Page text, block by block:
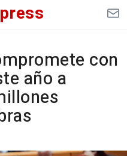
press
con
año a